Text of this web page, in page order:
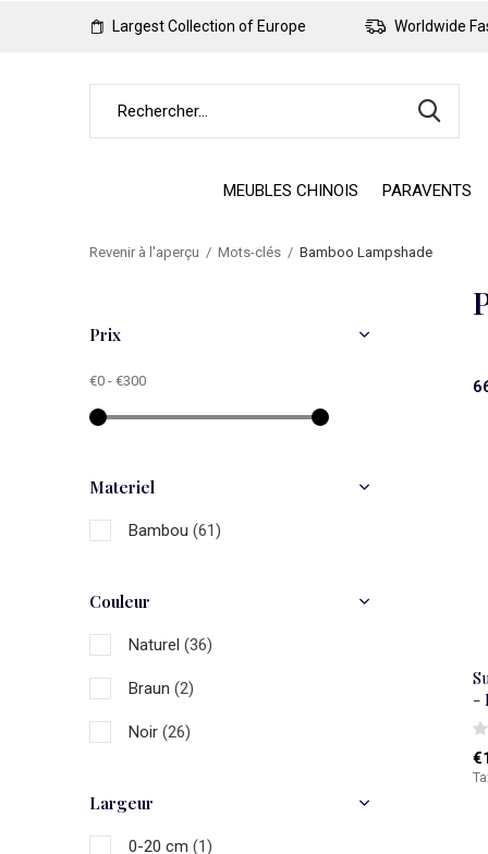
MEUBLES CHINOIS PARAVENTS
Largest Collection of Europe Worldwide
Revenir à l'aperçu Mots-clés Bamboo Lampshade
-
Prix
€0 - €300
Materiel
Bambou (61)
Couleur
Naturel (36)
Braun (2)
Noir (26)
Largeur
0-20 cm (1)